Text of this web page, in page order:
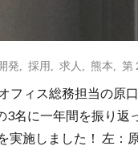
発 採用 求人 熊本 第
フィス総務担当の原
名に一年間を振り返
実施しました！ 左